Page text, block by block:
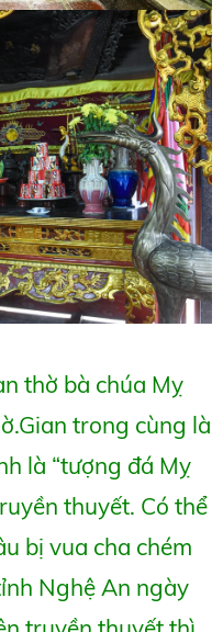
thờ bà chúa Mỵ
trong cùng là
là “tượng đá Mỵ
thuyết. Có thể
bị vua cha chém
Nghệ An ngày